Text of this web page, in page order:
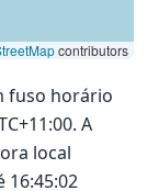
contributors
fuso horário
A
local